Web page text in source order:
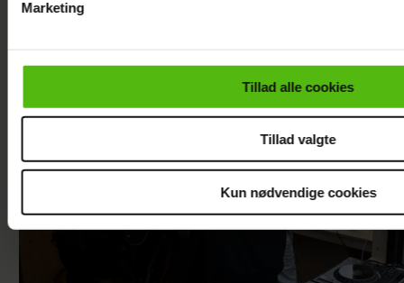
cookiepolitik.
Marketing
Tillad alle cookies
Tillad valgte
Kun nødvendige cookies